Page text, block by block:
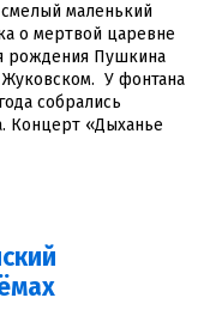
маленький
о мертвой царевне
рождения Пушкина
Жуковском. У фонтана
собрались
Концерт «Дыханье